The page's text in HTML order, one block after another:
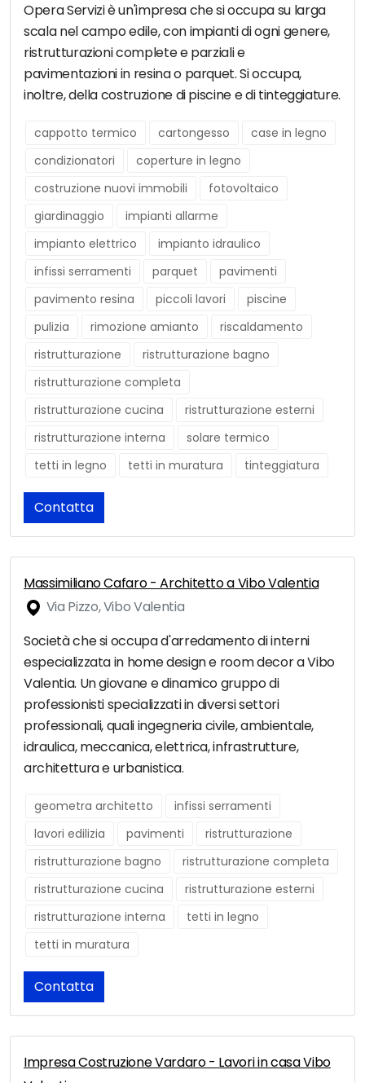
Opera Servizi è un'impresa che si occupa su larga
scala nel campo edile, con impianti di ogni genere,
ristrutturazioni complete e parziali e
pavimentazioni in resina o parquet. Si occupa,
inoltre, della costruzione di piscine e di tinteggiature.
cappotto termico cartongesso
case in legno
condizionatori
coperture in legno
costruzione nuovi immobili
fotovoltaico
giardinaggio
impianti allarme
impianto elettrico
impianto idraulico
infissi serramenti
parquet
pavimenti
pavimento resina
piccoli lavori
piscine
pulizia
rimozione amianto
riscaldamento
ristrutturazione
ristrutturazione bagno
ristrutturazione completa
ristrutturazione cucina
ristrutturazione esterni
ristrutturazione interna
solare termico
tetti in legno
tetti in muratura tinteggiatura
Contatta
Massimiliano Cafaro - Architetto a Vibo Valentia
Via Pizzo, Vibo Valentia
Società che si occupa d'arredamento di interni
especializzata in home design e room decor a Vibo
Valentia. Un giovane e dinamico gruppo di
professionisti specializzati in diversi settori
professionali, quali ingegneria civile, ambientale,
idraulica, meccanica, elettrica, infrastrutture,
architettura e urbanistica.
geometra architetto
infissi serramenti
lavori edilizia
pavimenti
ristrutturazione
ristrutturazione bagno
ristrutturazione completa
ristrutturazione cucina
ristrutturazione esterni
ristrutturazione interna
tetti in legno
tetti in muratura
Contatta
Impresa Costruzione Vardaro - Lavori in casa Vibo